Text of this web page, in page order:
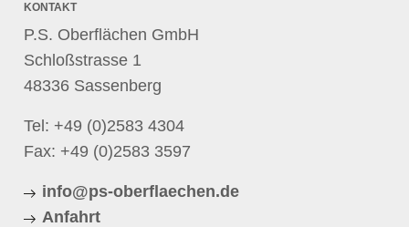
KONTAKT
P.S. Oberflächen GmbH
Schloßstrasse 1
48336 Sassenberg
Tel: +49 (0)2583 4304
Fax: +49 (0)2583 3597
info@ps-oberflaechen.de
Anfahrt